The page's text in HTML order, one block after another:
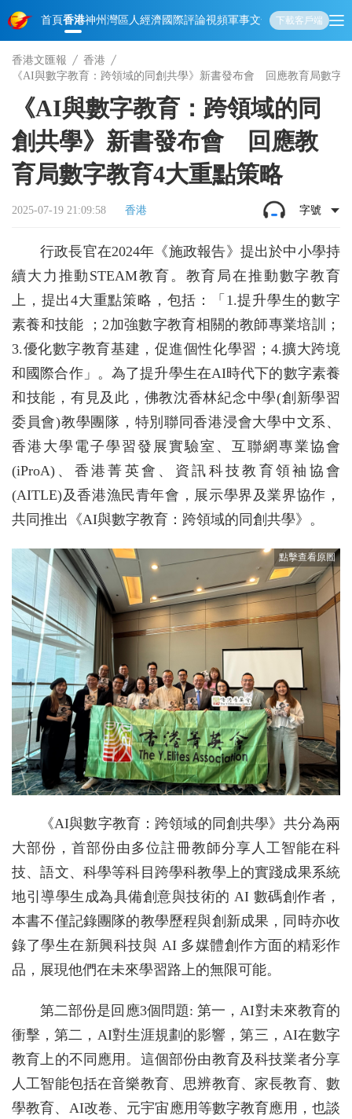
首頁香港神州 灣區人經濟國際評論視頻軍事文化 娛樂生活教育體
下載客戶端
香港文匯報
香港
《AI與數字教育：跨領域的同創共學》新書發布會 回應教育局數字
《AI與數字教育：跨領域的同
創共學》新書發布會 回應教
育局數字教育4大重點策略
2025-07-19 21:09:58 香港 字號
行政長官在2024年《施政報告》提出於中小學持
續大力推動STEAM教育。教育局在推動數字教育
上，提出4大重點策略，包括：「1.提升學生的數字
素養和技能 ；2加強數字教育相關的教師專業培訓；
3.優化數字教育基建，促進個性化學習；4.擴大跨境
和國際合作」。為了提升學生在AI時代下的數字素養
和技能，有見及此，佛教沈香林紀念中學(創新學習
委員會)教學團隊，特別聯同香港浸會大學中文系、
香港大學電子學習發展實驗室、互聯網專業協會
(iProA)、香港菁英會、資訊科技教育領袖協會
(AITLE)及香港漁民青年會，展示學界及業界協作，
共同推出《AI與數字教育：跨領域的同創共學》。
《AI與數字教育：跨領域的同創共學》共分為兩
大部份，首部份由多位註冊教師分享人工智能在科
技、語文、科學等科目跨學科教學上的實踐成果系統
地引導學生成為具備創意與技術的 AI 數碼創作者，
本書不僅記錄團隊的教學歷程與創新成果，同時亦收
錄了學生在新興科技與 AI 多媒體創作方面的精彩作
品，展現他們在未來學習路上的無限可能。
第二部份是回應3個問題: 第一，AI對未來教育的
衝擊，第二，AI對生涯規劃的影響，第三，AI在數字
教育上的不同應用。這個部份由教育及科技業者分享
人工智能包括在音樂教育、思辨教育、家長教育、數
學教育、AI改卷、元宇宙應用等數字教育應用，也談